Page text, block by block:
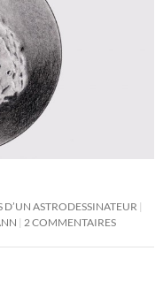
D’UN ASTRODESSINATEUR
2 COMMENTAIRES